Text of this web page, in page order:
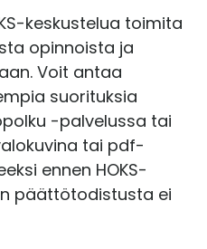
keskustelua toimita
opinnoista ja
Voit antaa
suorituksia
-palvelussa tai
tai pdf-
ennen HOKS-
päättötodistusta ei